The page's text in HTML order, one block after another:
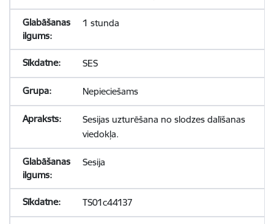
1 stunda
SES
Nepieciešams
Sesijas uzturēšana no slodzes dalīšanas
viedokļa.
Sesija
TS01c44137